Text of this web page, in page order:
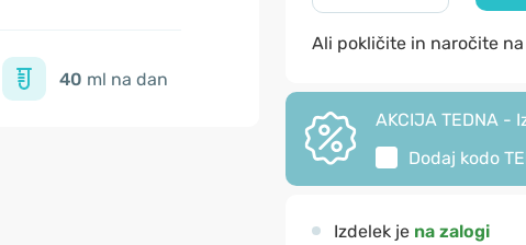
40 ml na dan
Ali pokličite in naročite na
AKCIJA TEDNA -
Dodaj kodo
Izdelek je na zalogi